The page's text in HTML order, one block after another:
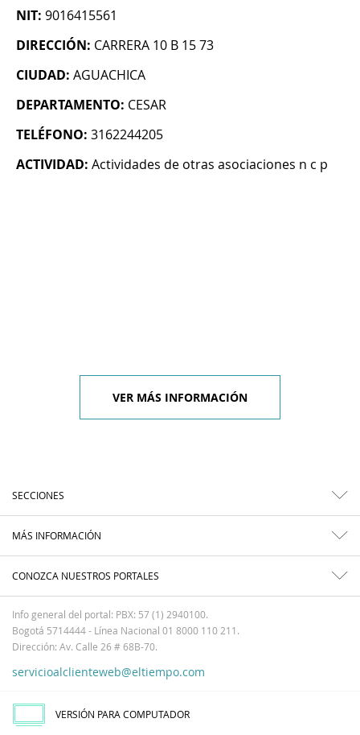
NIT: 9016415561
DIRECCIÓN: CARRERA 10 B 15 73
CIUDAD: AGUACHICA
DEPARTAMENTO: CESAR
TELÉFONO: 3162244205
ACTIVIDAD: Actividades de otras asociaciones n c p
VER MÁS INFORMACIÓN
SECCIONES
MÁS INFORMACIÓN
CONOZCA NUESTROS PORTALES
Info general del portal: PBX: 57 (1) 2940100.
Bogotá 5714444 - Línea Nacional 01 8000 110 211.
Dirección: Av. Calle 26 # 68B-70.
servicioalclienteweb@eltiempo.com
VERSIÓN PARA COMPUTADOR